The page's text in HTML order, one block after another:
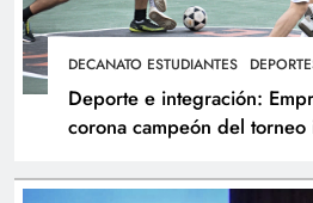
DECANATO ESTUDIANTES
Deporte e integración:
corona campeón del torneo